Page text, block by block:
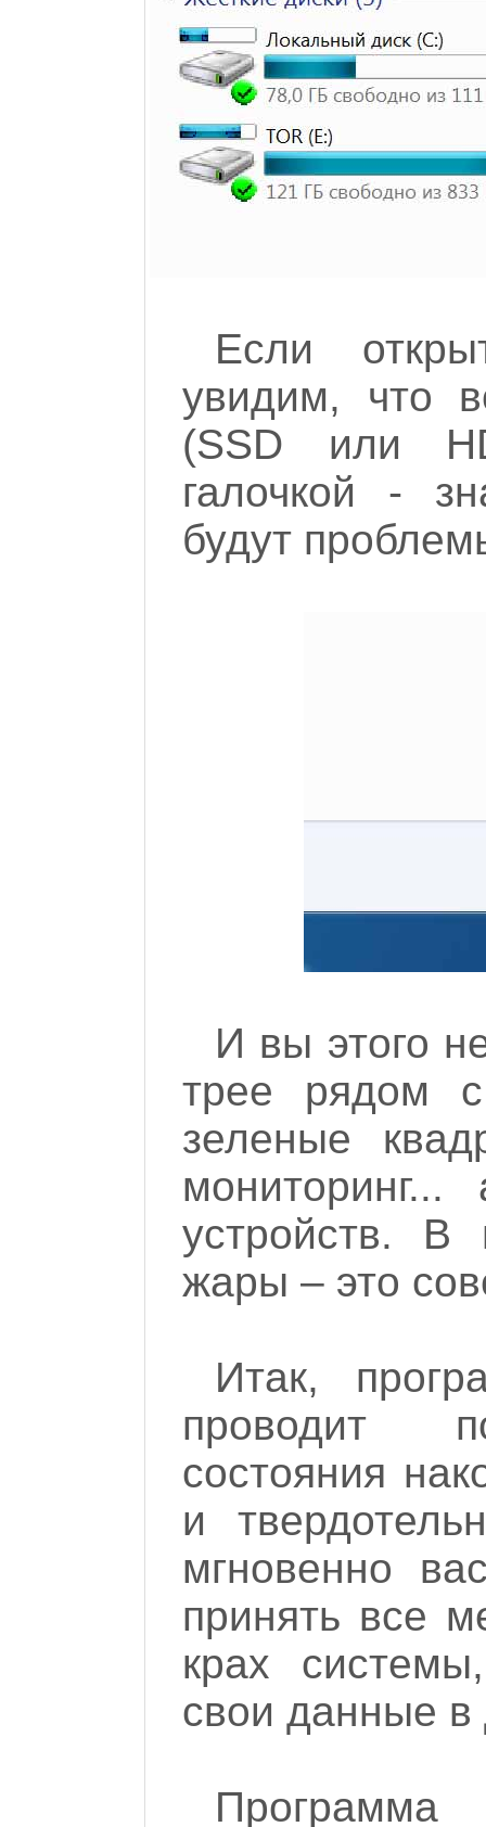
Если
увидим, что
(SSD или
галочкой -
будут
И вы этого
трее рядом
зеленые
устройств.
жары – это
Итак,
проводит
состояния
и
мгновенно
принять все
крах
свои данные в